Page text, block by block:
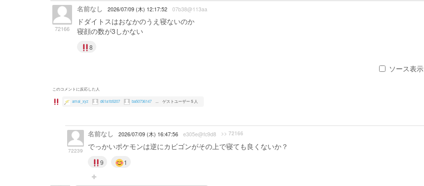
72166
名前なし 2026/07/09 (木) 12:17:52 07b38@113aa
ドダイトスはおなかのうえ寝ないのか
寝顔の数が3しかない
8
ソース表示
このコメントに反応した人
amal_xyz d61a1b5207 ba50736147 ゲストユーザー 5 人
72239
名前なし 2026/07/09 (木) 16:47:56 e305e@fc9d8 >> 72166
でっかいポケモンは逆にカビゴンがその上で寝ても良くないか？
9 1